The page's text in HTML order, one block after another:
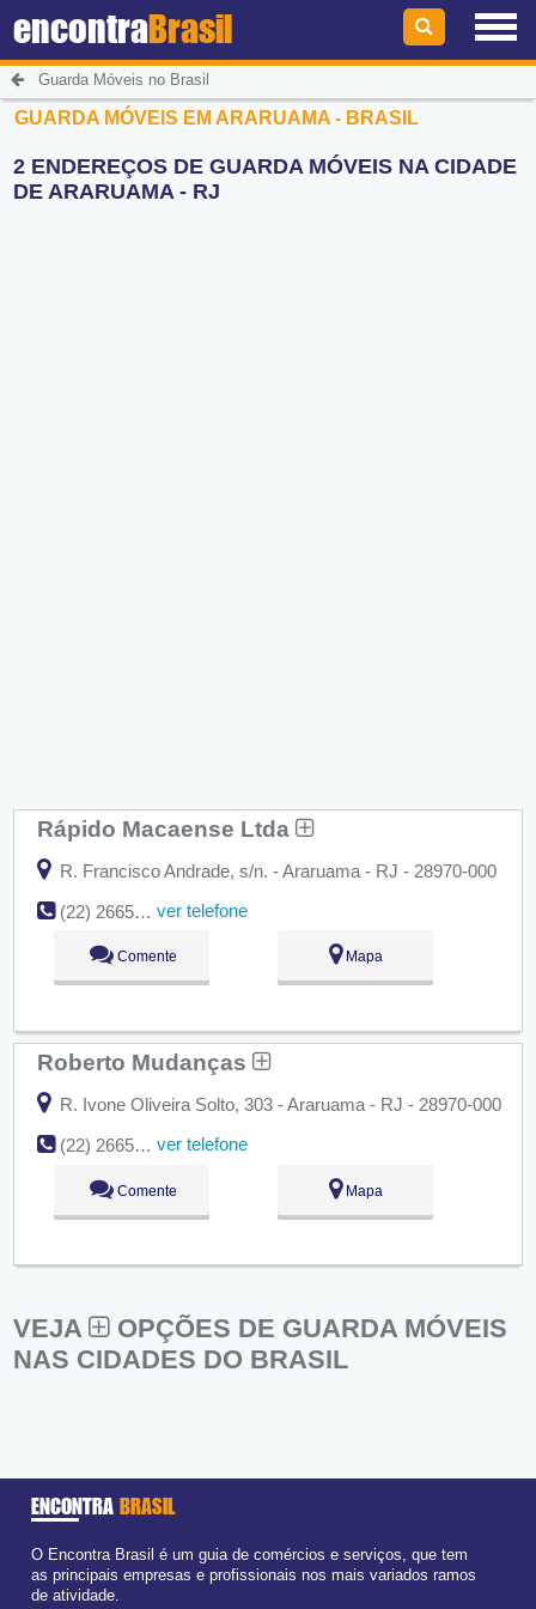
encontraBrasil
Guarda Móveis no Brasil
GUARDA MÓVEIS EM ARARUAMA - BRASIL
2 ENDEREÇOS DE GUARDA MÓVEIS NA CIDADE
DE ARARUAMA - RJ
Rápido Macaense Ltda
R. Francisco Andrade, s/n. - Araruama - RJ - 28970-000
(22) 2665-1922
ver telefone
Comente Mapa
Roberto Mudanças
R. Ivone Oliveira Solto, 303 - Araruama - RJ - 28970-000
(22) 2665-3354
ver telefone
Comente Mapa
VEJA
OPÇÕES DE GUARDA MÓVEIS
NAS CIDADES DO BRASIL
ENCONTRA BRASIL
O Encontra Brasil é um guia de comércios e serviços, que tem
as principais empresas e profissionais nos mais variados ramos
de atividade.